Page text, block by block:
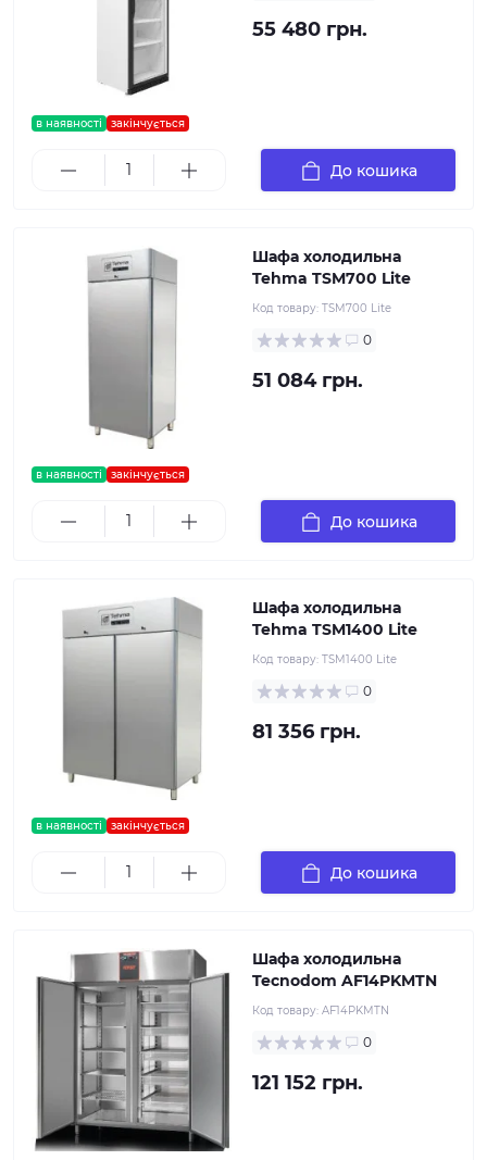
в наявності закінчується
55 480 грн.
До кошика
в наявності закінчується
Шафа холодильна
Tehma TSM700 Lite
Код товару: TSM700 Lite
0
51 084 грн.
До кошика
в наявності закінчується
Шафа холодильна
Tehma TSM1400 Lite
Код товару: TSM1400 Lite
0
81 356 грн.
До кошика
Шафа холодильна
Tecnodom AF14PKMTN
Код товару: AF14PKMTN
0
121 152 грн.